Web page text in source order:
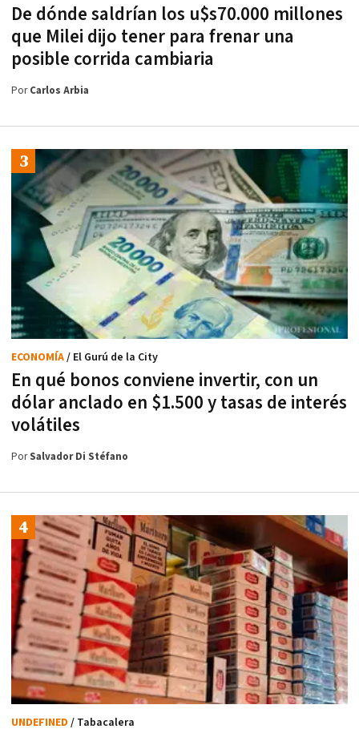
De dónde saldrían los u$s70.000 millones
que Milei dijo tener para frenar una
posible corrida cambiaria
PorCarlos Arbia
En qué bonos conviene invertir, con un
dólar anclado en $1.500 y tasas de interés
volátiles
ECONOMÍA/ El Gurú de la City
PorSalvador Di Stéfano
UNDEFINED / Tabacalera